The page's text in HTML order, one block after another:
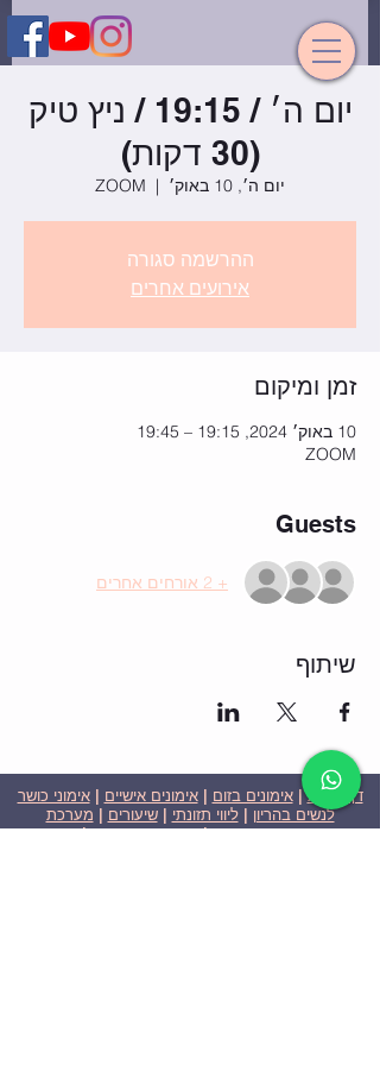
יום ה׳ / 19:15 / ניץ טיק
(30 דקות)
יום ה׳, 10 באוק׳
  |
ZOOM
ההרשמה סגורה
אירועים אחרים
זמן ומיקום
10 באוק׳ 2024, 19:15 – 19:45
ZOOM
Guests
+ 2 אורחים אחרים
שיתוף
דף הבית|אימונים בזום |אימונים אישיים |אימוני כושר
לנשים בהריון |ליווי תזונתי |שיעורים | מערכת
שבועית-אימונים בזום|תוכניות ומחירים|סרטוני